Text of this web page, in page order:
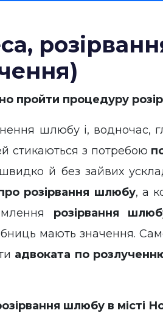
пройти процедуру
шлюбу і, водночас,
стикаються з потребою
й без зайвих
розірвання шлюбу, а
розірвання
мають значення.
адвоката по
шлюбу в місті